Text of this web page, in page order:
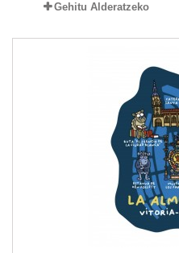
Gehitu Alderatzeko